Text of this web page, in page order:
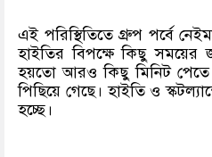
এই পরিস্থিতিতে গ্রুপ পর্বে
হাইতির বিপক্ষে কিছু সময়ের
হয়তো আরও কিছু মিনিট পেতে
পিছিয়ে গেছে। হাইতি ও
হচ্ছে।